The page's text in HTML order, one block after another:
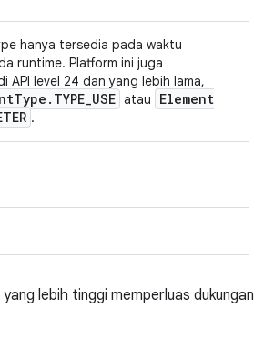
hanya tersedia pada waktu
runtime. Platform ini juga
API level 24 dan yang lebih lama,
Type . TYPE_USE atau
Element
.
lebih tinggi memperluas dukungan